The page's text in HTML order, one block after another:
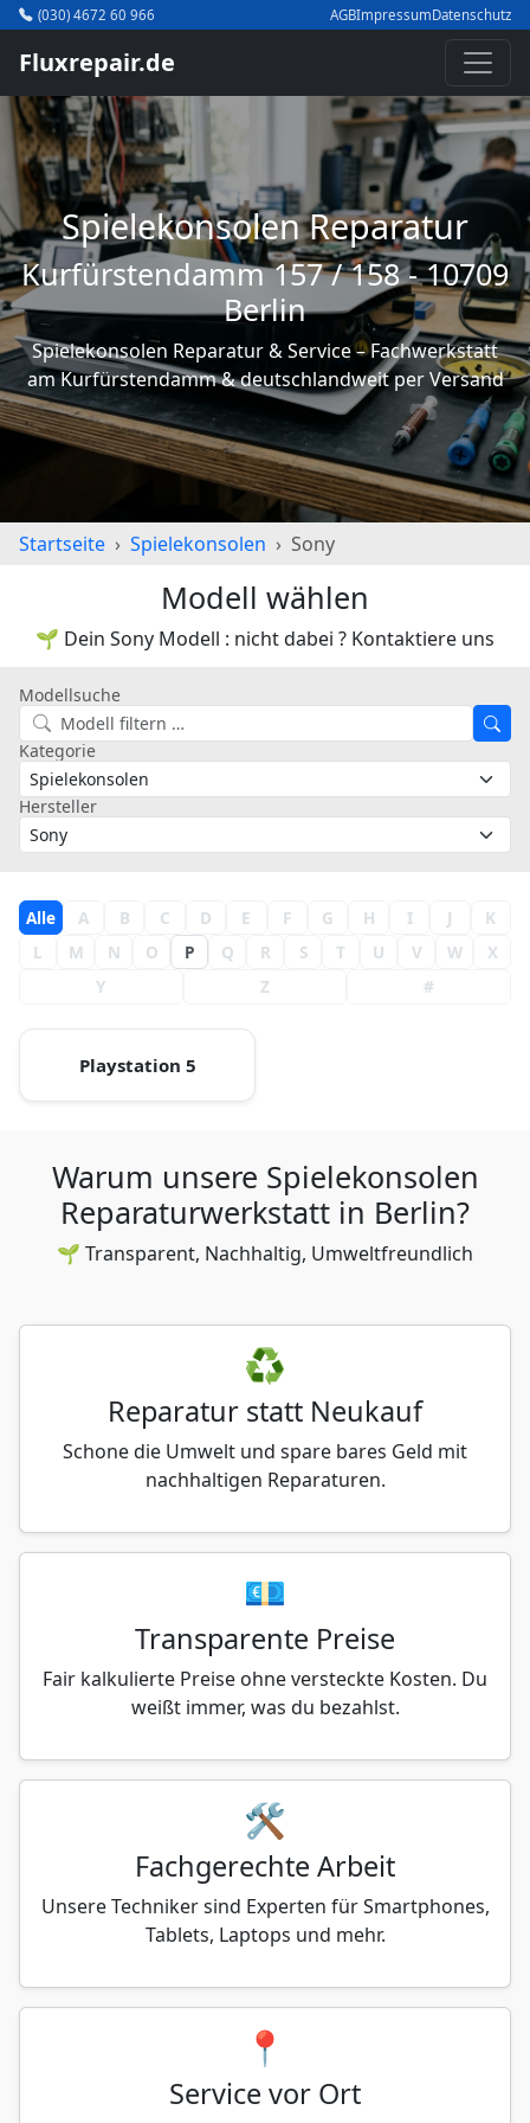
(030) 4672 60 966 AGBImpressumDatenschutz
Fluxrepair.de
Spielekonsolen Reparatur
Kurfürstendamm 157 / 158 - 10709
Berlin
Spielekonsolen Reparatur & Service – Fachwerkstatt
am Kurfürstendamm & deutschlandweit per Versand
Startseite Spielekonsolen Sony
Modell wählen
🌱 Dein Sony Modell : nicht dabei ? Kontaktiere uns
Modellsuche
Kategorie
Hersteller
Alle A B C D E F G H I J
K
L
M N O P Q R S T U V W
X
Y
Z #
Playstation 5
Warum unsere Spielekonsolen
Reparaturwerkstatt in Berlin?
🌱 Transparent, Nachhaltig, Umweltfreundlich
♻️
Reparatur statt Neukauf
Schone die Umwelt und spare bares Geld mit
nachhaltigen Reparaturen.
💶
Transparente Preise
Fair kalkulierte Preise ohne versteckte Kosten. Du
weißt immer, was du bezahlst.
🛠️
Fachgerechte Arbeit
Unsere Techniker sind Experten für Smartphones,
Tablets, Laptops und mehr.
📍
Service vor Ort